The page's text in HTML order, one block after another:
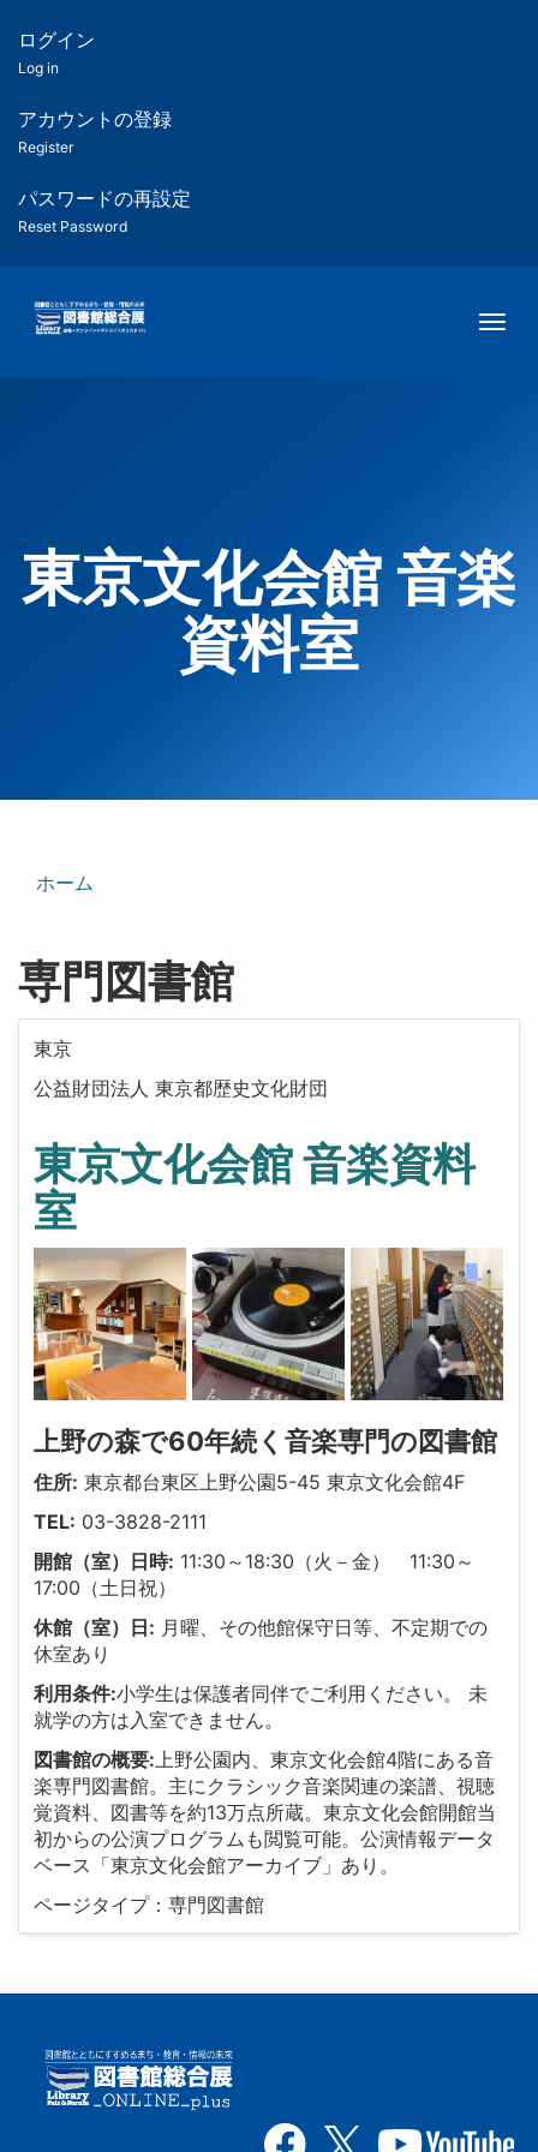
ツ
匿
名
ユ
ー
ー
用
メ
ー
ログイン
Log in
アカウントの登録
Register
パスワードの再設定
Reset Password
東京文化会館 音楽
資料室
ホーム
専門図書館
東京
公益財団法人 東京都歴史文化財団
東京文化会館 音楽資料
室
上野の森で60年続く音楽専門の図書館
住所: 東京都台東区上野公園5-45 東京文化会館4F
TEL: 03-3828-2111
開館（室）日時: 11:30～18:30（火－金） 11:30～
17:00（土日祝）
休館（室）日: 月曜、その他館保守日等、不定期での
休室あり
利用条件:小学生は保護者同伴でご利用ください。 未
就学の方は入室できません。
図書館の概要: 上野公園内、東京文化会館4階にある音
楽専門図書館。主にクラシック音楽関連の楽譜、視聴
覚資料、図書等を約13万点所蔵。東京文化会館開館当
初からの公演プログラムも閲覧可能。公演情報データ
ベース「東京文化会館アーカイブ」あり。
ページタイプ：専門図書館